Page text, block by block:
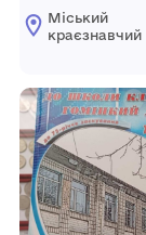
Міський